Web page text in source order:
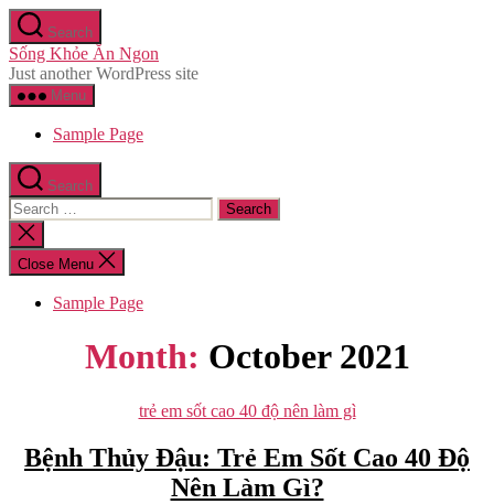
Skip
to
the
content
Search
Sống Khỏe Ăn Ngon
Just another WordPress site
Menu
Sample Page
Search
Search
for:
Close
search
Close Menu
Sample Page
Month: October 2021
Categories
trẻ em sốt cao 40 độ nên làm gì
Bệnh Thủy Đậu: Trẻ Em Sốt Cao 40 Độ
Nên Làm Gì?